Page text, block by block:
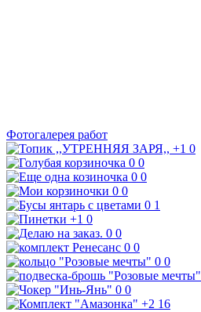
Фотогалерея работ
+1 0
0 0
0 0
0 0
0 1
+1 0
0 0
0 0
0 0
0 0
+2 16